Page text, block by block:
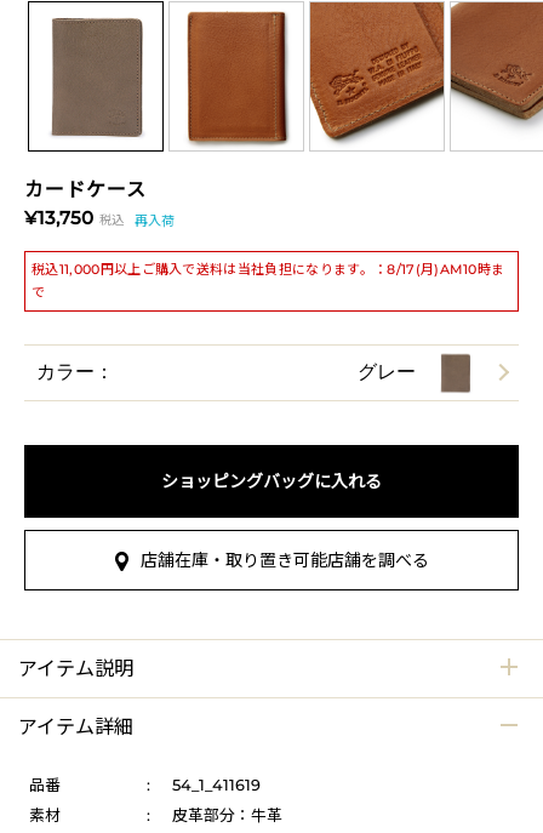
カードケース
¥13,750 税込 再入荷
税込11,000円以上ご購入で送料は当社負担になります。：8/17(月)AM10時ま
で
カラー： グレー
ショッピングバッグに入れる
店舗在庫・取り置き可能店舗を調べる
アイテム説明
アイテム詳細
品番 :
54_1_411619
素材
:
皮革部分：牛革